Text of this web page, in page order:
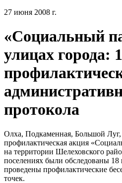
27 июня 2008 г.
«Социальный
улицах города:
протокола
Олха, Подкаменная, Большой
профилактическая акция
на территории Шелеховского
поселениях были обследованы
проведены профилактические
точек.